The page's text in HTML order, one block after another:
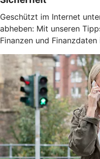
Geschützt im Internet
abheben: Mit unseren
Finanzen und